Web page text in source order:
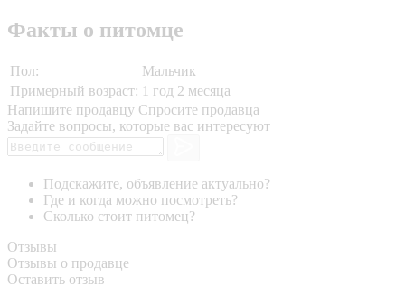
Факты о питомце
Пол:
Мальчик
Примерный возраст: 1 год 2 месяца
Напишите продавцу Спросите продавца
Задайте вопросы, которые вас интересуют
Подскажите, объявление актуально?
Где и когда можно посмотреть?
Сколько стоит питомец?
Отзывы
Отзывы о продавце
Оставить отзыв